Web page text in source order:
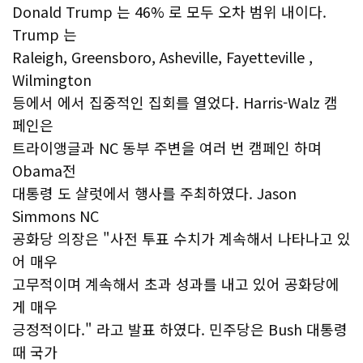
Donald Trump 는 46% 로 모두 오차 범위 내이다.
Trump 는
Raleigh, Greensboro, Asheville, Fayetteville ,
Wilmington
등에서 에서 집중적인 집회를 열었다. Harris-Walz 캠
페인은
트라이앵글과 NC 동부 주변을 여러 번 캠페인 하며
Obama전
대통령 도 샬럿에서 행사를 주최하였다. Jason
Simmons NC
공화당 의장은 "사전 투표 수치가 계속해서 나타나고 있
어 매우
고무적이며 계속해서 초과 성과를 내고 있어 공화당에
게 매우
긍정적이다." 라고 발표 하였다. 민주당은 Bush 대통령
때 국가